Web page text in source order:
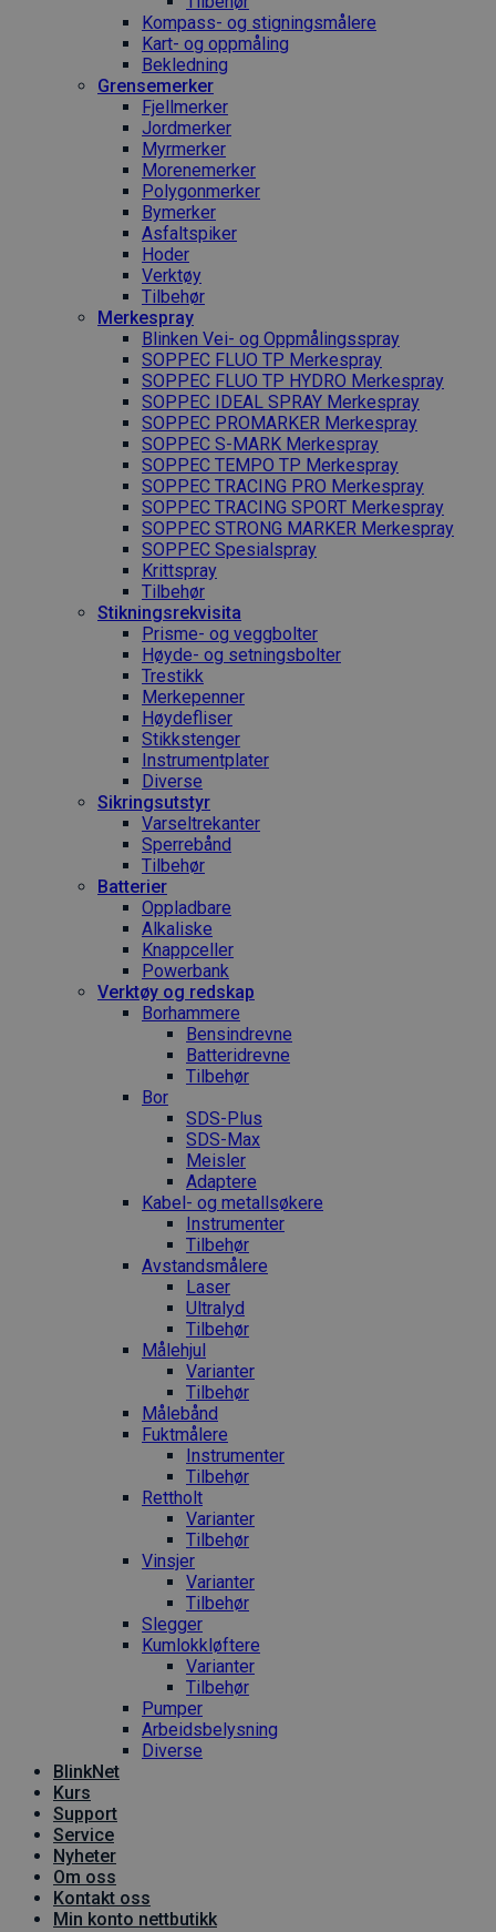
Kompass- og stigningsmålere
Kart- og oppmåling
Bekledning
Grense­merker
Fjellmerker
Jordmerker
Myrmerker
Morenemerker
Polygonmerker
Bymerker
Asfaltspiker
Hoder
Verktøy
Tilbehør
Merkespray
Blinken Vei- og Oppmålingsspray
SOPPEC FLUO TP Merkespray
SOPPEC FLUO TP HYDRO Merkespray
SOPPEC IDEAL SPRAY Merkespray
SOPPEC PROMARKER Merkespray
SOPPEC S-MARK Merkespray
SOPPEC TEMPO TP Merkespray
SOPPEC TRACING PRO Merkespray
SOPPEC TRACING SPORT Merkespray
SOPPEC STRONG MARKER Merkespray
SOPPEC Spesialspray
Krittspray
Tilbehør
Stikningsrekvisita
Prisme- og veggbolter
Høyde- og setningsbolter
Trestikk
Merkepenner
Høydefliser
Stikkstenger
Instrumentplater
Diverse
Sikringsutstyr
Varseltrekanter
Sperrebånd
Tilbehør
Batterier
Oppladbare
Alkaliske
Knappceller
Powerbank
Verktøy og redskap
Borhammere
Bensindrevne
Batteridrevne
Tilbehør
Bor
SDS-Plus
SDS-Max
Meisler
Adaptere
Kabel- og metallsøkere
Instrumenter
Tilbehør
Avstandsmålere
Laser
Ultralyd
Tilbehør
Målehjul
Varianter
Tilbehør
Målebånd
Fuktmålere
Instrumenter
Tilbehør
Rettholt
Varianter
Tilbehør
Vinsjer
Varianter
Tilbehør
Slegger
Kumlokkløftere
Varianter
Tilbehør
Pumper
Arbeidsbelysning
Diverse
BlinkNet
Kurs
Support
Service
Nyheter
Om oss
Kontakt oss
Min konto nettbutikk